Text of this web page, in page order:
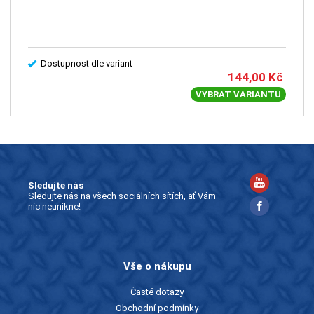
Dostupnost dle variant
144,00 Kč
VYBRAT VARIANTU
Sledujte nás
Sledujte nás na všech sociálních sítích, ať Vám
nic neunikne!
Vše o nákupu
Časté dotazy
Obchodní podmínky